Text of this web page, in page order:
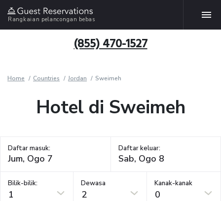
Rangkaian pelancongan bebas
(855) 470-1527
Home Countries Jordan Sweimeh
Hotel di Sweimeh
Daftar masuk: Daftar keluar:
Bilik-bilik:
1
Dewasa
2
Kanak-kanak
0